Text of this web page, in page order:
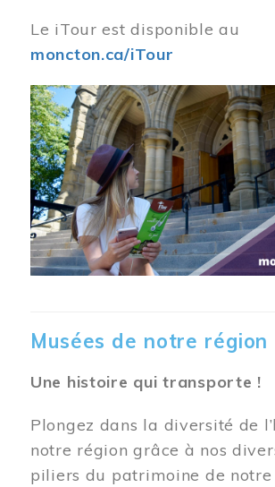
Le iTour est disponible au
moncton.ca/iTour
Musées de notre région
Une histoire qui transporte !
Plongez dans la diversité de
notre région grâce à nos
piliers du patrimoine de